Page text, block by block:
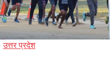
उत्तर प्रदेश